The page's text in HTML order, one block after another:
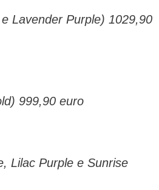
Lavender Purple) 1029,90
999,90 euro
Lilac Purple e Sunrise